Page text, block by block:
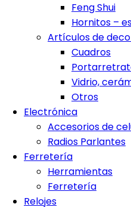
Feng Shui
Hornitos –
Artículos de
Cuadros
Vidrio,
Otros
Electrónica
Accesorios de
Radios Parlantes
Ferretería
Herramientas
Ferretería
Relojes